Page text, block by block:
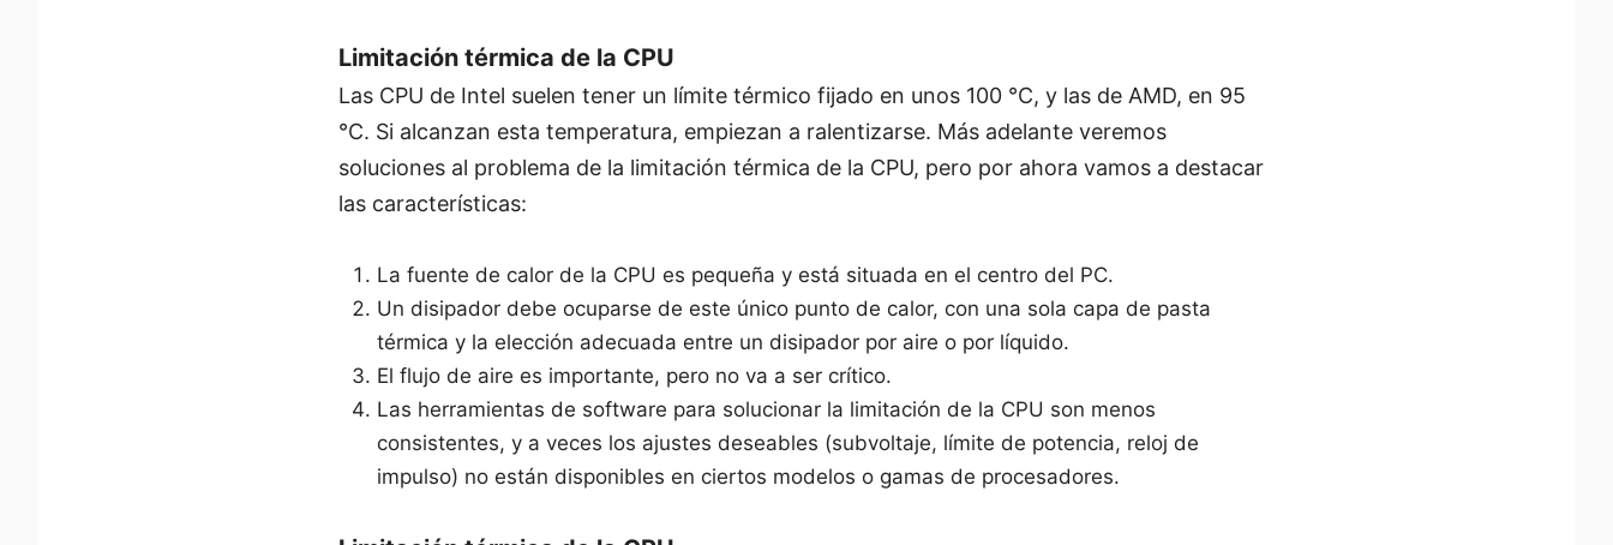
Limitación térmica de la CPU
Las CPU de Intel suelen tener un límite térmico fijado en unos 100 °C, y las de AMD, en 95
°C. Si alcanzan esta temperatura, empiezan a ralentizarse. Más adelante veremos
soluciones al problema de la limitación térmica de la CPU, pero por ahora vamos a destacar
las características:
La fuente de calor de la CPU es pequeña y está situada en el centro del PC.
Un disipador debe ocuparse de este único punto de calor, con una sola capa de pasta
térmica y la elección adecuada entre un disipador por aire o por líquido.
El flujo de aire es importante, pero no va a ser crítico.
Las herramientas de software para solucionar la limitación de la CPU son menos
consistentes, y a veces los ajustes deseables (subvoltaje, límite de potencia, reloj de
impulso) no están disponibles en ciertos modelos o gamas de procesadores.